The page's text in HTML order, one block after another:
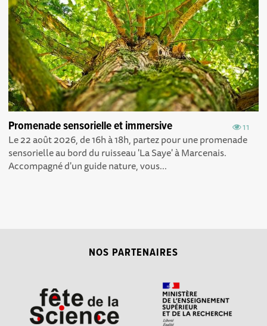
11
Promenade sensorielle et immersive
Le 22 août 2026, de 16h à 18h, partez pour une promenade
sensorielle au bord du ruisseau 'La Saye' à Marcenais.
Accompagné d'un guide nature, vous...
NOS PARTENAIRES